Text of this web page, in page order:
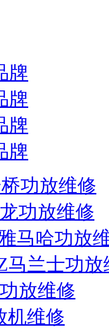
牌
牌
牌
牌
功放维修
功放维修
马哈功放
马兰士功放
放维修
机维修